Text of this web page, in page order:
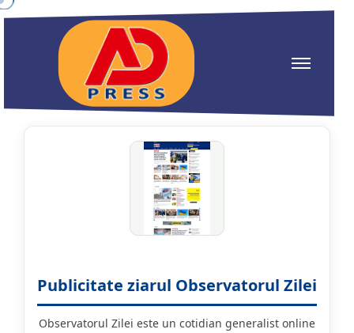
Publicitate ziarul Observatorul Zilei
Observatorul Zilei este un cotidian generalist online